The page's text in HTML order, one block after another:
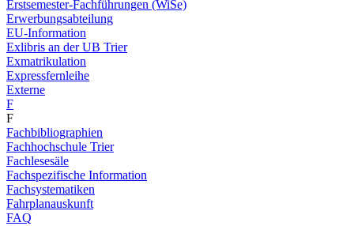
Erstsemester-Fachführungen (WiSe)
Erwerbungsabteilung
EU-Information
Exlibris an der UB Trier
Exmatrikulation
Expressfernleihe
Externe
F
F
Fachbibliographien
Fachhochschule Trier
Fachlesesäle
Fachspezifische Information
Fachsystematiken
Fahrplanauskunft
FAQ